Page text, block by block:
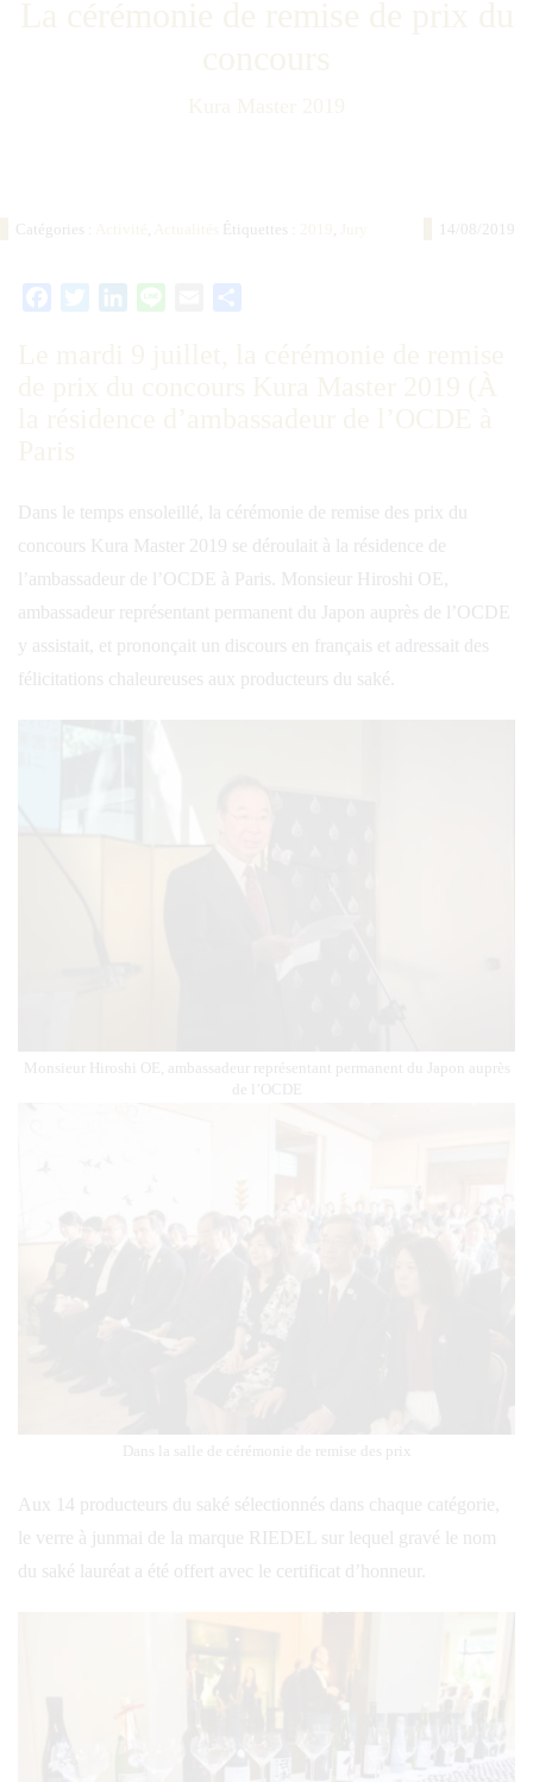
14/08/2019
Catégories : , Étiquettes : ,
FacebookTwitterLinkedIn Email
Dans le temps ensoleillé, la cérémonie de remise des prix du
concours Kura Master 2019 se déroulait à la résidence de
l’ambassadeur de l’OCDE à Paris. Monsieur Hiroshi OE,
ambassadeur représentant permanent du Japon auprès de l’OCDE
y assistait, et prononçait un discours en français et adressait des
félicitations chaleureuses aux producteurs du saké.
Monsieur Hiroshi OE, ambassadeur représentant permanent du Japon auprès
de l’OCDE
Dans la salle de cérémonie de remise des prix
Aux 14 producteurs du saké sélectionnés dans chaque catégorie,
le verre à junmai de la marque RIEDEL sur lequel gravé le nom
du saké lauréat a été offert avec le certificat d’honneur.